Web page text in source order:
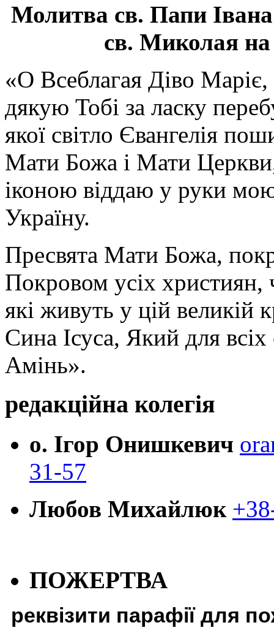
Молитва св. Папи
св. Миколая на
«О Всеблагая Діво
дякую Тобі за ласку
якої світло Євангелія
Мати Божа і Мати
іконою віддаю у руки
Україну.
Пресвята Мати Божа,
Покровом усіх християн,
які живуть у цій великій
Сина Ісуса, Який для
Амінь».
редакційна колегія
о. Ігор Онишкевич
31-57
Любов Михайлюк
ПОЖЕРТВА
реквізити парафії для